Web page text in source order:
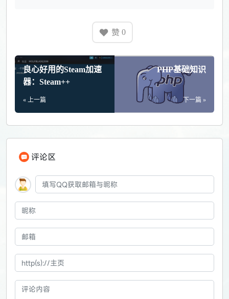
赞 0
良心好用的Steam加速
器：Steam++
« 上一篇
PHP基础知识
下一篇 »
评论区